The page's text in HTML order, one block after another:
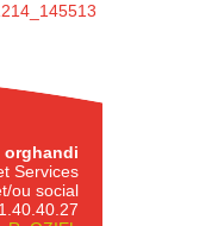
orghandi
Services
ou social